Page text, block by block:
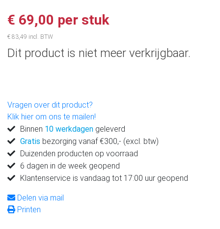
€ 69,00 per stuk
€ 83,49 incl. BTW
Dit product is niet meer verkrijgbaar.
Vragen over dit product?
Klik hier om ons te mailen!
Binnen 10 werkdagen geleverd
Gratis bezorging vanaf €300,- (excl. btw)
Duizenden producten op voorraad
6 dagen in de week geopend
Klantenservice is vandaag tot 17:00 uur geopend
Delen via mail
Printen